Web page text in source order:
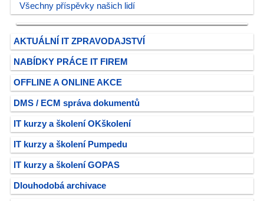
Všechny příspěvky našich lidí
AKTUÁLNÍ IT ZPRAVODAJSTVÍ
NABÍDKY PRÁCE IT FIREM
OFFLINE A ONLINE AKCE
DMS / ECM správa dokumentů
IT kurzy a školení OKškolení
IT kurzy a školení Pumpedu
IT kurzy a školení GOPAS
Dlouhodobá archivace